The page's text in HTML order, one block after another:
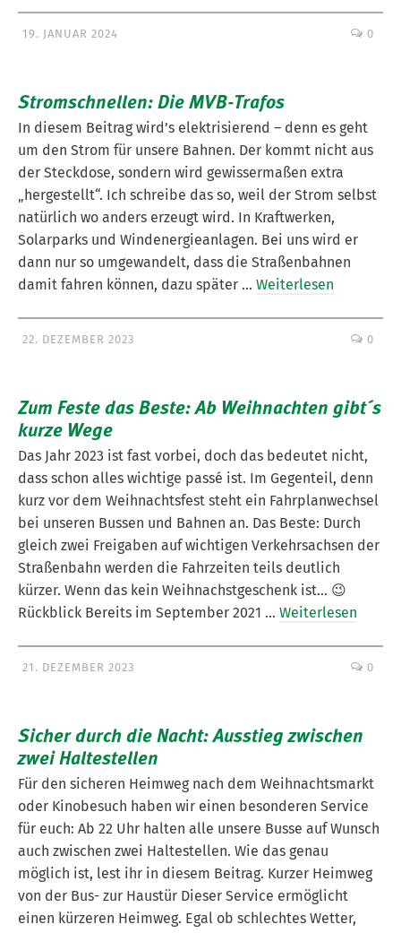
19. JANUAR 2024 0
Stromschnellen: Die MVB-Trafos
In diesem Beitrag wird’s elektrisierend – denn es geht
um den Strom für unsere Bahnen. Der kommt nicht aus
der Steckdose, sondern wird gewissermaßen extra
„hergestellt“. Ich schreibe das so, weil der Strom selbst
natürlich wo anders erzeugt wird. In Kraftwerken,
Solarparks und Windenergieanlagen. Bei uns wird er
dann nur so umgewandelt, dass die Straßenbahnen
damit fahren können, dazu später … Weiterlesen
22. DEZEMBER 2023 0
Zum Feste das Beste: Ab Weihnachten gibt´s
kurze Wege
Das Jahr 2023 ist fast vorbei, doch das bedeutet nicht,
dass schon alles wichtige passé ist. Im Gegenteil, denn
kurz vor dem Weihnachtsfest steht ein Fahrplanwechsel
bei unseren Bussen und Bahnen an. Das Beste: Durch
gleich zwei Freigaben auf wichtigen Verkehrsachsen der
Straßenbahn werden die Fahrzeiten teils deutlich
kürzer. Wenn das kein Weihnachstgeschenk ist… 😉
Rückblick Bereits im September 2021 … Weiterlesen
21. DEZEMBER 2023 0
Sicher durch die Nacht: Ausstieg zwischen
zwei Haltestellen
Für den sicheren Heimweg nach dem Weihnachtsmarkt
oder Kinobesuch haben wir einen besonderen Service
für euch: Ab 22 Uhr halten alle unsere Busse auf Wunsch
auch zwischen zwei Haltestellen. Wie das genau
möglich ist, lest ihr in diesem Beitrag. Kurzer Heimweg
von der Bus- zur Haustür Dieser Service ermöglicht
einen kürzeren Heimweg. Egal ob schlechtes Wetter,